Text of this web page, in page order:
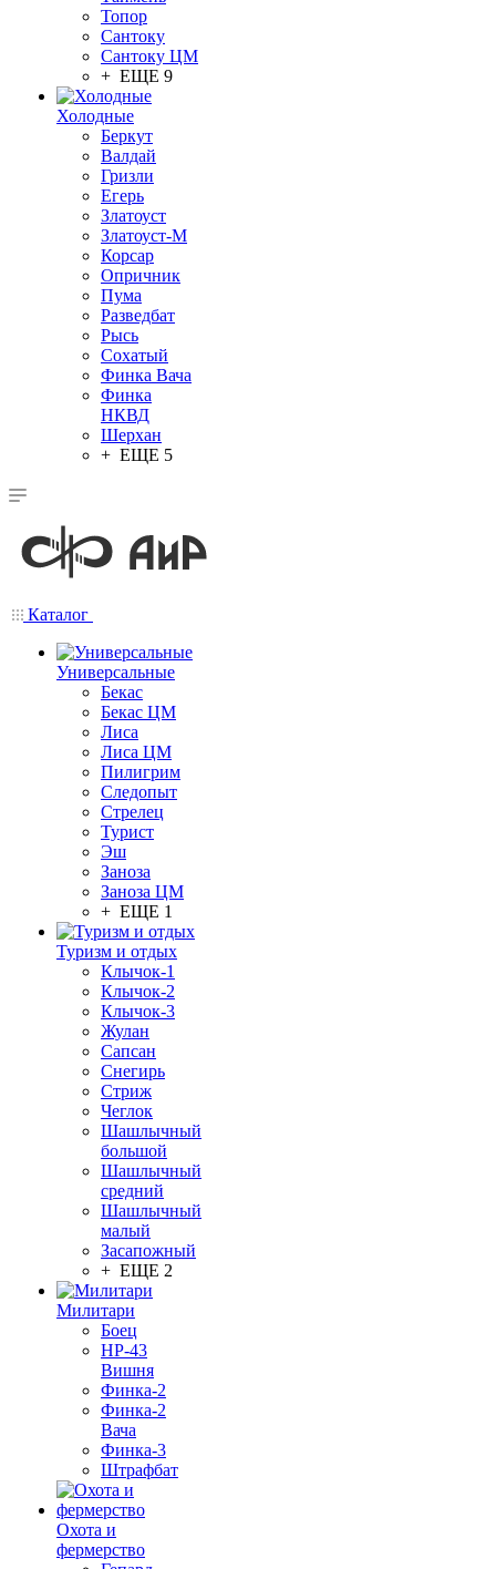
Топор
Сантоку
Сантоку ЦМ
+ ЕЩЕ 9
Холодные
Беркут
Валдай
Гризли
Егерь
Златоуст
Златоуст-М
Корсар
Опричник
Пума
Разведбат
Рысь
Сохатый
Финка Вача
Финка
НКВД
Шерхан
+ ЕЩЕ 5
Каталог
Универсальные
Бекас
Бекас ЦМ
Лиса
Лиса ЦМ
Пилигрим
Следопыт
Стрелец
Турист
Эш
Заноза
Заноза ЦМ
+ ЕЩЕ 1
Туризм и отдых
Клычок-1
Клычок-2
Клычок-3
Жулан
Сапсан
Снегирь
Стриж
Чеглок
Шашлычный
большой
Шашлычный
средний
Шашлычный
малый
Засапожный
+ ЕЩЕ 2
Милитари
Боец
НР-43
Вишня
Финка-2
Финка-2
Вача
Финка-3
Штрафбат
Охота и
фермерство